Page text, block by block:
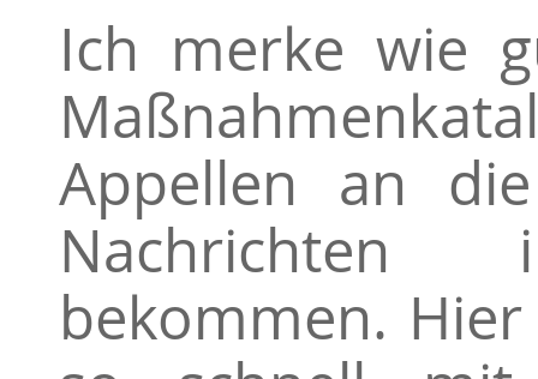
Ich merke wie
Appellen an
bekommen.